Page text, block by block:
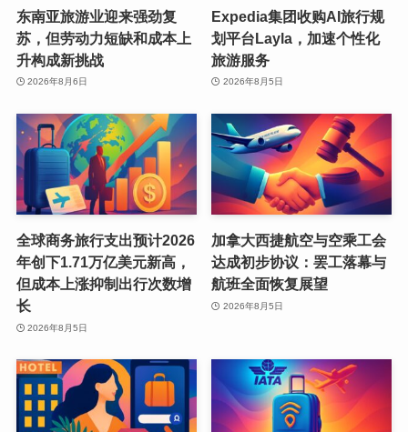
东南亚旅游业迎来强劲复
苏，但劳动力短缺和成本上
升构成新挑战
2026年8月6日
Expedia集团收购AI旅行规
划平台Layla，加速个性化
旅游服务
2026年8月5日
全球商务旅行支出预计2026
年创下1.71万亿美元新高，
但成本上涨抑制出行次数增
长
2026年8月5日
加拿大西捷航空与空乘工会
达成初步协议：罢工落幕与
航班全面恢复展望
2026年8月5日